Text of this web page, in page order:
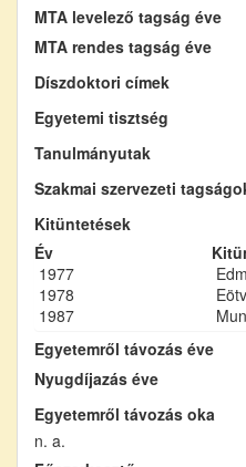
MTA levelező tagság éve
MTA rendes tagság éve
Díszdoktori címek
Egyetemi tisztség
Tanulmányutak
Szakmai szervezeti
Kitüntetések
Év
1977
1978
1987
Egyetemről távozás éve
Nyugdíjazás éve
Egyetemről távozás oka
n. a.